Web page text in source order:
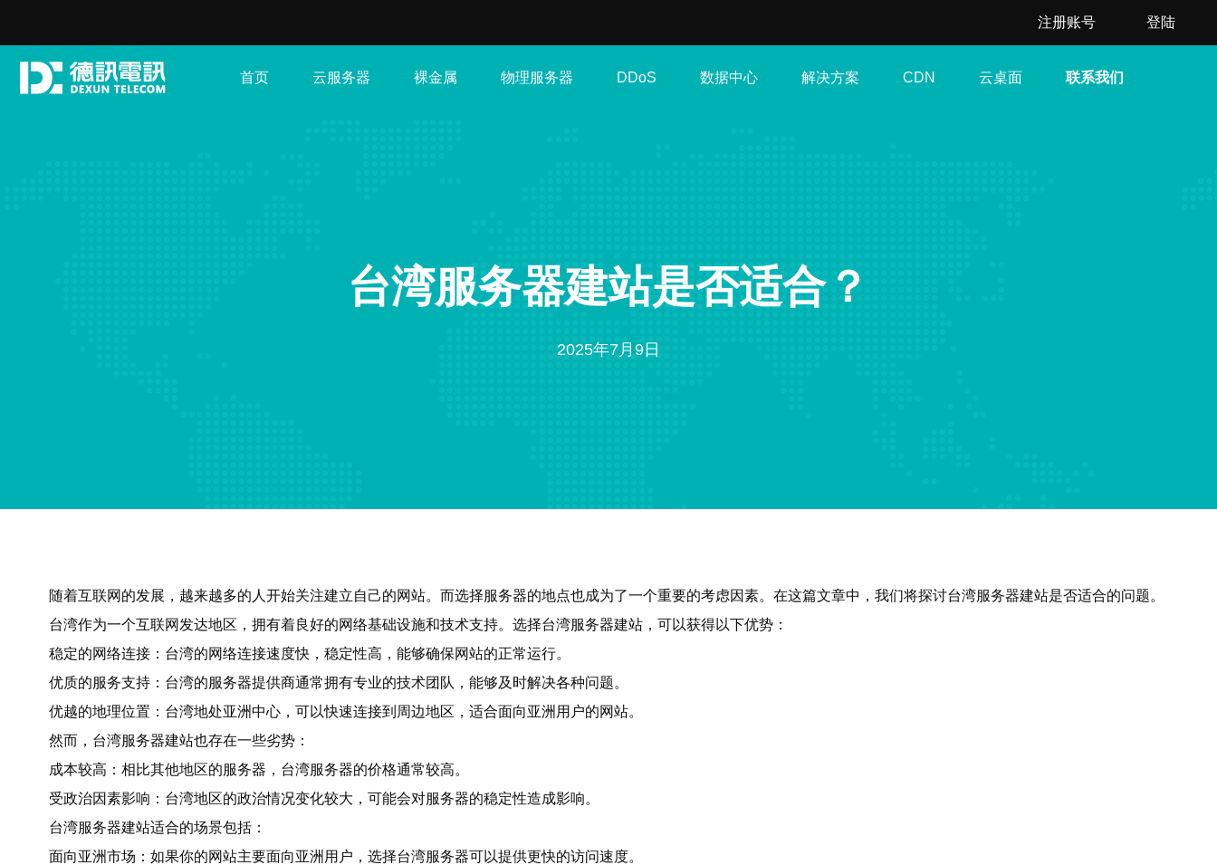
注册账号 登陆
首页 云服务器 裸金属 物理服务器 DDoS 数据中心 解决方案 CDN 云桌面 联系我们
台湾服务器建站是否适合？
2025年7月9日
随着互联网的发展，越来越多的人开始关注建立自己的网站。而选择服务器的地点也成为了一个重要的考虑因素。在这篇文章中，我们将探讨台湾服务器建站是否适合的问题。
台湾作为一个互联网发达地区，拥有着良好的网络基础设施和技术支持。选择台湾服务器建站，可以获得以下优势：
稳定的网络连接：台湾的网络连接速度快，稳定性高，能够确保网站的正常运行。
优质的服务支持：台湾的服务器提供商通常拥有专业的技术团队，能够及时解决各种问题。
优越的地理位置：台湾地处亚洲中心，可以快速连接到周边地区，适合面向亚洲用户的网站。
然而，台湾服务器建站也存在一些劣势：
成本较高：相比其他地区的服务器，台湾服务器的价格通常较高。
受政治因素影响：台湾地区的政治情况变化较大，可能会对服务器的稳定性造成影响。
台湾服务器建站适合的场景包括：
面向亚洲市场：如果你的网站主要面向亚洲用户，选择台湾服务器可以提供更快的访问速度。